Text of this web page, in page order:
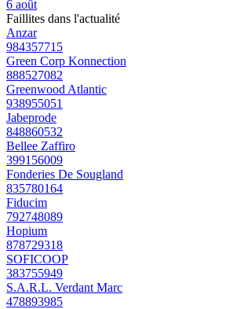
6 août
Faillites dans l'actualité
Anzar
984357715
Green Corp Konnection
888527082
Greenwood Atlantic
938955051
Jabeprode
848860532
Bellee Zaffiro
399156009
Fonderies De Sougland
835780164
Fiducim
792748089
Hopium
878729318
SOFICOOP
383755949
S.A.R.L. Verdant Marc
478893985